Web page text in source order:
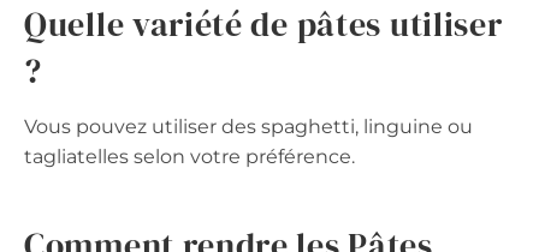
Quelle variété de pâtes utiliser
?
Vous pouvez utiliser des spaghetti, linguine ou
tagliatelles selon votre préférence.